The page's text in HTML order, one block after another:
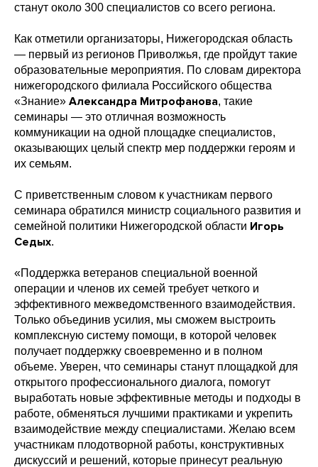
станут около 300 специалистов со всего региона.
Как отметили организаторы, Нижегородская область
— первый из регионов Приволжья, где пройдут такие
образовательные мероприятия. По словам директора
нижегородского филиала Российского общества
«Знание» Александра Митрофанова, такие
семинары — это отличная возможность
коммуникации на одной площадке специалистов,
оказывающих целый спектр мер поддержки героям и
их семьям.
С приветственным словом к участникам первого
семинара обратился министр социального развития и
семейной политики Нижегородской области Игорь
Седых.
«Поддержка ветеранов специальной военной
операции и членов их семей требует четкого и
эффективного межведомственного взаимодействия.
Только объединив усилия, мы сможем выстроить
комплексную систему помощи, в которой человек
получает поддержку своевременно и в полном
объеме. Уверен, что семинары станут площадкой для
открытого профессионального диалога, помогут
выработать новые эффективные методы и подходы в
работе, обменяться лучшими практиками и укрепить
взаимодействие между специалистами. Желаю всем
участникам плодотворной работы, конструктивных
дискуссий и решений, которые принесут реальную